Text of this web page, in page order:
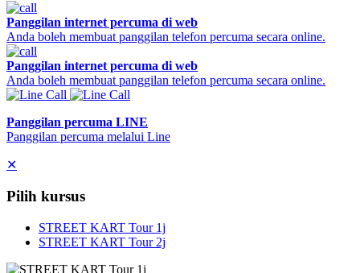
Panggilan internet percuma di web
Anda boleh membuat panggilan telefon percuma secara online.
Panggilan internet percuma di web
Anda boleh membuat panggilan telefon percuma secara online.
Panggilan percuma LINE
Panggilan percuma melalui Line
✕
Pilih kursus
STREET KART Tour 1j
STREET KART Tour 2j